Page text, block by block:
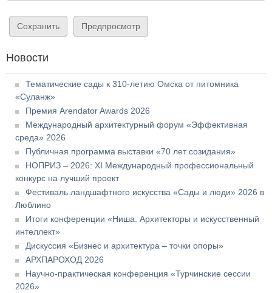
Новости
Тематические сады к 310-летию Омска от питомника
«Суланж»
Премия Arendator Awards 2026
Международный архитектурный форум «Эффективная
среда» 2026
Публичная программа выставки «70 лет созидания»
НОПРИЗ – 2026: XI Международный профессиональный
конкурс на лучший проект
Фестиваль ландшафтного искусства «Сады и люди» 2026 в
Люблино
Итоги конференции «Ниша. Архитекторы и искусственный
интеллект»
Дискуссия «Бизнес и архитектура – точки опоры»
АРХПАРОХОД 2026
Научно-практическая конференция «Турчинские сессии
2026»